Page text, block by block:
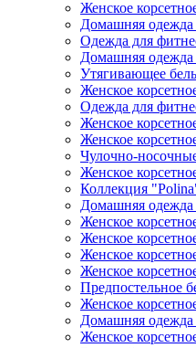
Женское
Домашняя одежда
Одежда для
Домашняя
Утягивающее
Женское
Одежда для
Женское
Женское
Чулочно-
Женское
Коллекция
Домашняя одежда
Женское
Женское
Женское
Женское
Предпостельное
Женское
Домашняя
Женское